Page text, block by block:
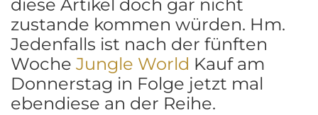
diese Artikel doch gar nicht
zustande kommen würden. Hm.
Jedenfalls ist nach der fünften
Woche Jungle World Kauf am
Donnerstag in Folge jetzt mal
ebendiese an der Reihe.